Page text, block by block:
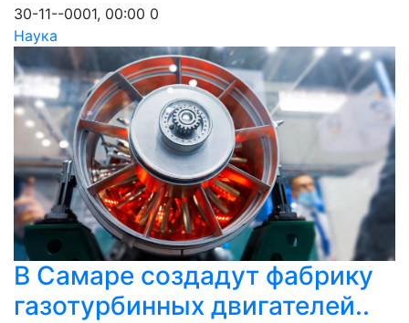
30-11--0001, 00:00 0
Наука
В Самаре создадут фабрику
газотурбинных двигателей..